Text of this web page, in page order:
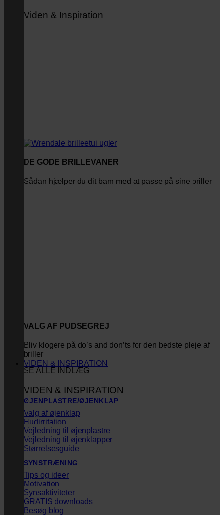
Viden & Inspiration
DE GODE BRILLEVANER
Sådan hjælper du dit barn med at passe på sine briller
VALG AF PUDSEGREJ
Bliv klogere på do’s and don’ts for den bedste pleje af
briller
SE ALLE INDLÆG
VIDEN & INSPIRATION
VIDEN & INSPIRATION
ØJENPLASTRE/ØJENKLAP
Valg af øjenklap
Hudirritation
Vejledning til øjenplastre
Vejledning til øjenklapper
Størrelsesguide
SYNSTRÆNING
Tips og ideer
Motivation
Synsaktiviteter
GRATIS downloads
Besøg blog